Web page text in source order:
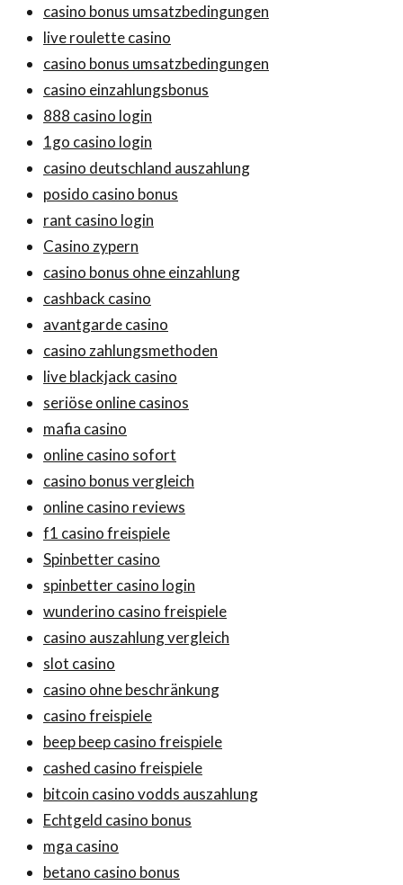
casino bonus umsatzbedingungen
live roulette casino
casino bonus umsatzbedingungen
casino einzahlungsbonus
888 casino login
1go casino login
casino deutschland auszahlung
posido casino bonus
rant casino login
Casino zypern
casino bonus ohne einzahlung
cashback casino
avantgarde casino
casino zahlungsmethoden
live blackjack casino
seriöse online casinos
mafia casino
online casino sofort
casino bonus vergleich
online casino reviews
f1 casino freispiele
Spinbetter casino
spinbetter casino login
wunderino casino freispiele
casino auszahlung vergleich
slot casino
casino ohne beschränkung
casino freispiele
beep beep casino freispiele
cashed casino freispiele
bitcoin casino vodds auszahlung
Echtgeld casino bonus
mga casino
betano casino bonus